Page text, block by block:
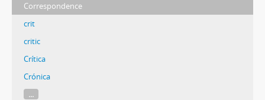
Correspondence
crit
critic
Crítica
Crónica
...